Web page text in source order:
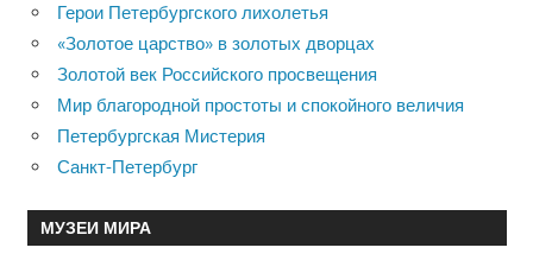
Герои Петербургского лихолетья
«Золотое царство» в золотых дворцах
Золотой век Российского просвещения
Мир благородной простоты и спокойного величия
Петербургская Мистерия
Санкт-Петербург
МУЗЕИ МИРА